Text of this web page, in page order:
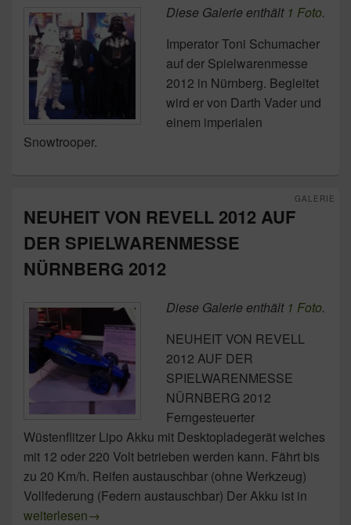
Diese Galerie enthält 1 Foto.
Imperator Toni Schumacher
auf der Spielwarenmesse
2012 in Nürnberg. Begleitet
wird er von Darth Vader und
einem imperialen
Snowtrooper.
NEUHEIT VON REVELL 2012 AUF
DER SPIELWARENMESSE
NÜRNBERG 2012
GALERIE
Diese Galerie enthält 1 Foto.
NEUHEIT VON REVELL
2012 AUF DER
SPIELWARENMESSE
NÜRNBERG 2012
Ferngesteuerter
Wüstenflitzer Lipo Akku mit Desktopladegerät welches
mit 12 oder 220 Volt betrieben werden kann. Fährt bis
zu 20 Km/h. Reifen austauschbar (ohne Werkzeug)
Vollfederung (Federn austauschbar) Der Akku ist in
NEUHEIT VON REVELL 2012 AUF DER
weiterlesen→